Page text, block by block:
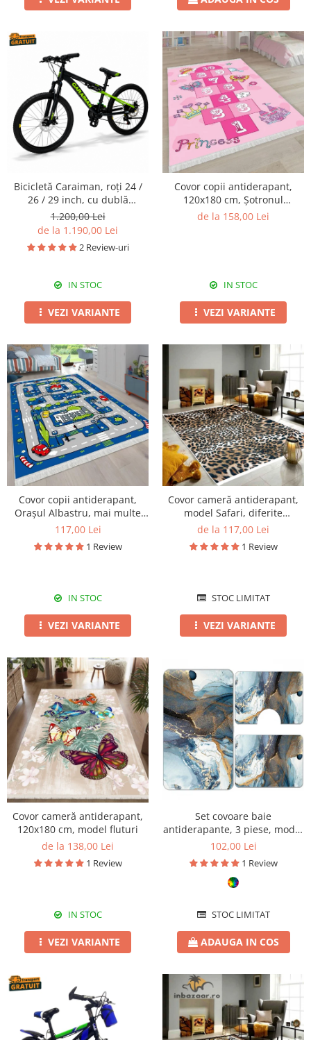
Bicicletă Caraiman, roți 24 /
26 / 29 inch, cu dublă
suspensie, frâne pe disc,
negru cu verde
1.200,00 Lei
de la 1.190,00 Lei
2 Review-uri
IN STOC
VEZI VARIANTE
Covor copii antiderapant,
120x180 cm, Șotronul
Prințesei
de la 158,00 Lei
IN STOC
VEZI VARIANTE
Covor copii antiderapant,
Orașul Albastru, mai multe
dimensiuni
117,00 Lei
1 Review
IN STOC
VEZI VARIANTE
Covor cameră antiderapant,
model Safari, diferite
dimensiuni
de la 117,00 Lei
1 Review
STOC LIMITAT
VEZI VARIANTE
Covor cameră antiderapant,
120x180 cm, model fluturi
de la 138,00 Lei
1 Review
IN STOC
VEZI VARIANTE
Set covoare baie
antiderapante, 3 piese, model
albastru cu accente aurii
102,00 Lei
1 Review
STOC LIMITAT
ADAUGA IN COS